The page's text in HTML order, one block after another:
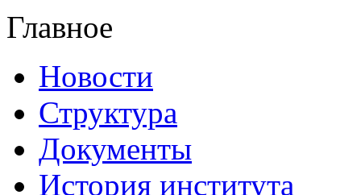
Главное
Новости
Структура
Документы
История института